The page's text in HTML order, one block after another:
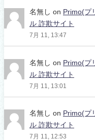
名無し on Primo(プ
ル 詐欺サイト
7月 11, 13:47
名無し on Primo(プ
ル 詐欺サイト
7月 11, 13:01
名無し on Primo(プ
ル 詐欺サイト
7月 11, 12:53